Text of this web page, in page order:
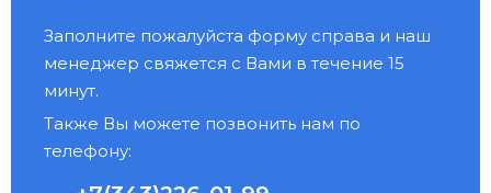
Заполните пожалуйста форму справа и наш
менеджер свяжется с Вами в течение 15
минут.
Также Вы можете позвонить нам по
телефону: